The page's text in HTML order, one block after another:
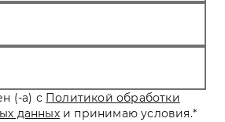
(-а) с Политикой обработки
данных и принимаю условия.*